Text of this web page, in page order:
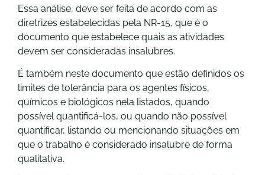
Essa análise, deve ser feita de acordo com as
diretrizes estabelecidas pela NR-15, que é o
documento que estabelece quais as atividades
devem ser consideradas insalubres.
É também neste documento que estão definidos os
limites de tolerância para os agentes físicos,
químicos e biológicos nela listados, quando
possível quantificá-los, ou quando não possível
quantificar, listando ou mencionando situações em
que o trabalho é considerado insalubre de forma
qualitativa.